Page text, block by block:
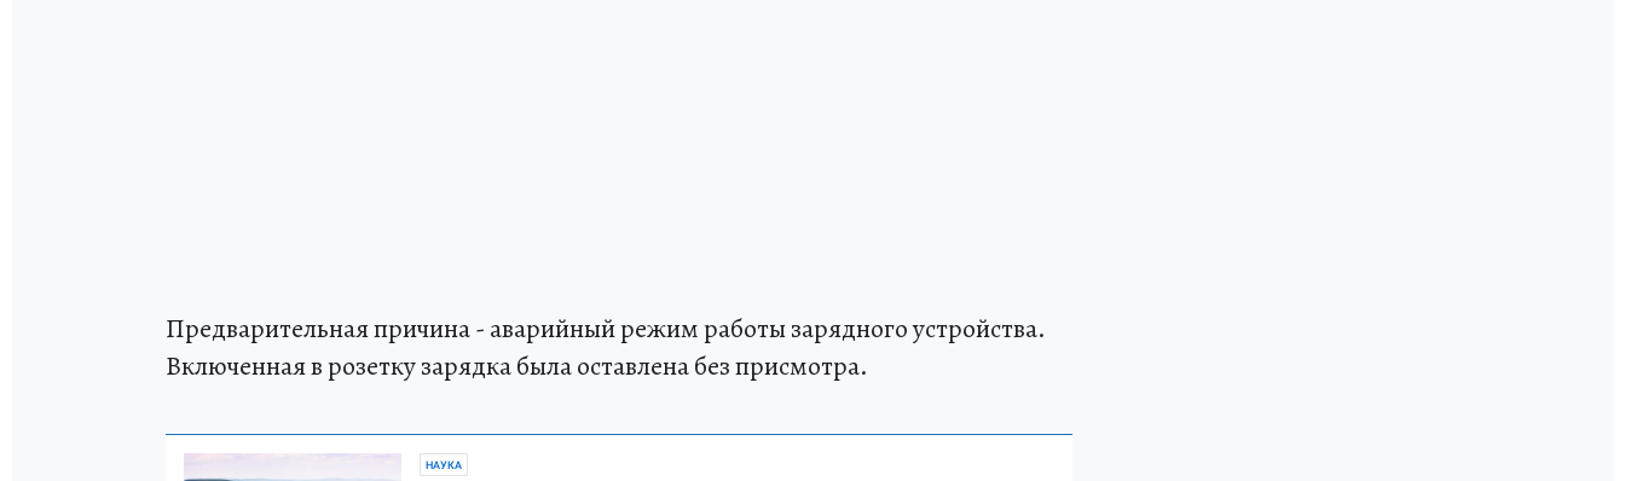
Предварительная причина - аварийный режим работы зарядного устройства.
Включенная в розетку зарядка была оставлена без присмотра.
НАУКА